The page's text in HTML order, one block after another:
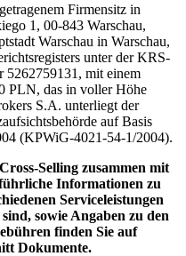
Firmensitz in
1, 00-843 Warschau,
Warschau in Warschau,
unter der KRS-
5262759131, mit einem
PLN, das in voller Höhe
S.A. unterliegt der
auf Basis
(KPWiG-4021-54-1/2004).
Selling zusammen mit
Informationen zu
Serviceleistungen
sowie Angaben zu den
finden Sie auf
Dokumente.